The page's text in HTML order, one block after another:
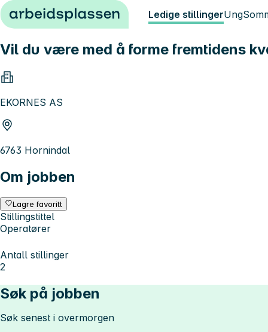
Hopp til innhold Ledige stillingerUng
Vil du være med å forme fremtidens
EKORNES AS
6763 Hornindal
Om jobben
Lagre favoritt
Stillingstittel
Operatører
Antall stillinger
2
Søk på jobben
Søk senest i overmorgen